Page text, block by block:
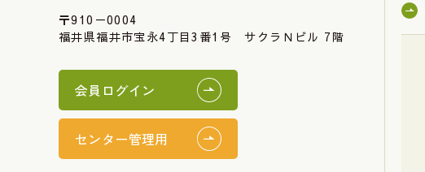
〒910－0004
福井県福井市宝永4丁目3番1号 サクラＮビル 7階
会員ログイン
センター管理用